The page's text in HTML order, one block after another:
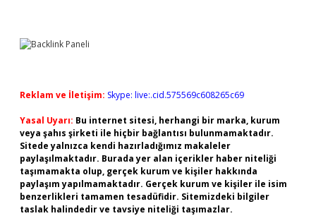
Reklam ve İletişim: Skype: live:.cid.575569c608265c69
Yasal Uyarı: Bu internet sitesi, herhangi bir marka, kurum
veya şahıs şirketi ile hiçbir bağlantısı bulunmamaktadır.
Sitede yalnızca kendi hazırladığımız makaleler
paylaşılmaktadır. Burada yer alan içerikler haber niteliği
taşımamakta olup, gerçek kurum ve kişiler hakkında
paylaşım yapılmamaktadır. Gerçek kurum ve kişiler ile isim
benzerlikleri tamamen tesadüfidir. Sitemizdeki bilgiler
taslak halindedir ve tavsiye niteliği taşımazlar.